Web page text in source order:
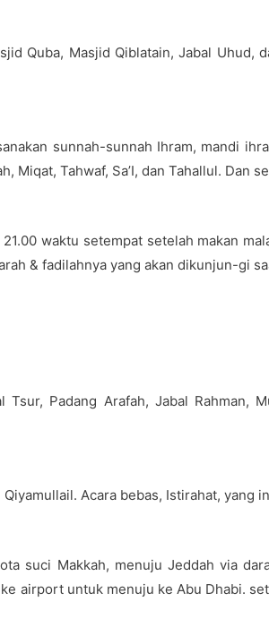
Quba, Masjid Qiblatain, Jabal Uhud,
sunnah-sunnah Ihram, mandi
Tahwaf, Sa’I, dan Tahallul. Dan
waktu setempat setelah makan
& fadilahnya yang akan dikunjun-gi
Padang Arafah, Jabal Rahman,
Acara bebas, Istirahat, yang
suci Makkah, menuju Jeddah via
airport untuk menuju ke Abu Dhabi.